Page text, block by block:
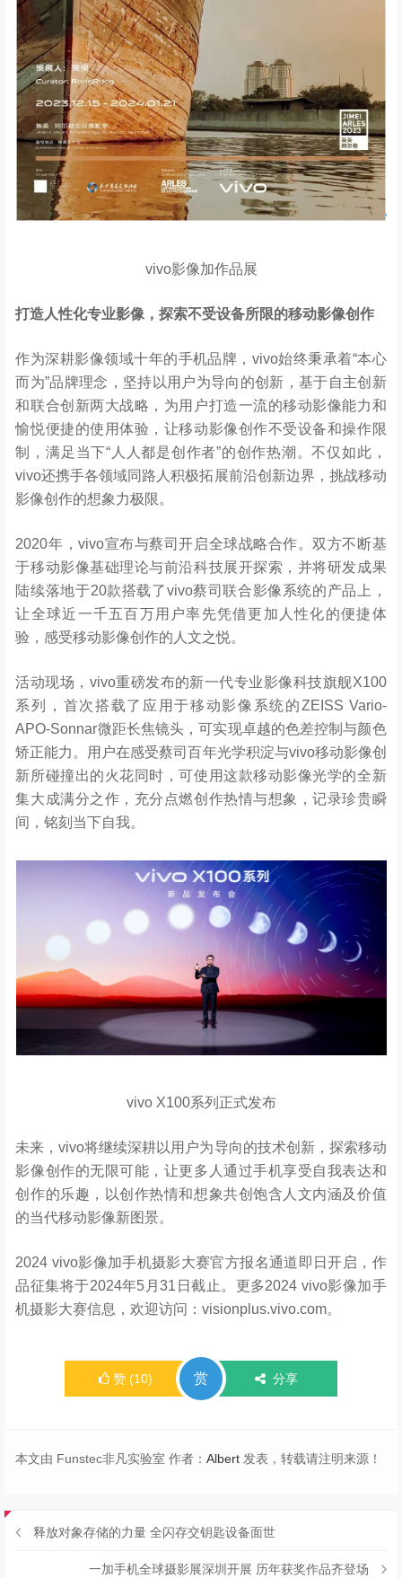
vivo影像加作品展
打造人性化专业影像，探索不受设备所限的移动影像创作
作为深耕影像领域十年的手机品牌，vivo始终秉承着“本心
而为”品牌理念，坚持以用户为导向的创新，基于自主创新
和联合创新两大战略，为用户打造一流的移动影像能力和
愉悦便捷的使用体验，让移动影像创作不受设备和操作限
制，满足当下“人人都是创作者”的创作热潮。不仅如此，
vivo还携手各领域同路人积极拓展前沿创新边界，挑战移动
影像创作的想象力极限。
2020年，vivo宣布与蔡司开启全球战略合作。双方不断基
于移动影像基础理论与前沿科技展开探索，并将研发成果
陆续落地于20款搭载了vivo蔡司联合影像系统的产品上，
让全球近一千五百万用户率先凭借更加人性化的便捷体
验，感受移动影像创作的人文之悦。
活动现场，vivo重磅发布的新一代专业影像科技旗舰X100
系列，首次搭载了应用于移动影像系统的ZEISS Vario-
APO-Sonnar微距长焦镜头，可实现卓越的色差控制与颜色
矫正能力。用户在感受蔡司百年光学积淀与vivo移动影像创
新所碰撞出的火花同时，可使用这款移动影像光学的全新
集大成满分之作，充分点燃创作热情与想象，记录珍贵瞬
间，铭刻当下自我。
vivo X100系列正式发布
未来，vivo将继续深耕以用户为导向的技术创新，探索移动
影像创作的无限可能，让更多人通过手机享受自我表达和
创作的乐趣，以创作热情和想象共创饱含人文内涵及价值
的当代移动影像新图景。
2024 vivo影像加手机摄影大赛官方报名通道即日开启，作
品征集将于2024年5月31日截止。更多2024 vivo影像加手
机摄影大赛信息，欢迎访问：visionplus.vivo.com。
赞 (10) 赏 分享
本文由 Funstec非凡实验室 作者：Albert 发表，转载请注明来源！
释放对象存储的力量 全闪存交钥匙设备面世
一加手机全球摄影展深圳开展 历年获奖作品齐登场